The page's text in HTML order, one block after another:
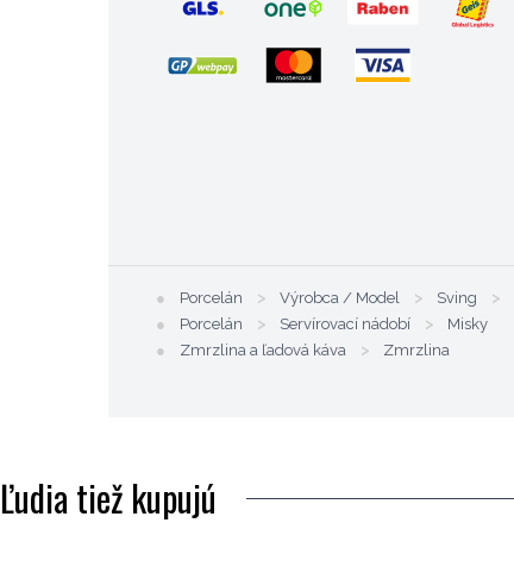
● Porcelán > Výrobca / Model > Sving >
●
Porcelán > Servírovací nádobí >
Misky
●
Zmrzlina a ľadová káva > Zmrzlina
Ľudia tiež kupujú